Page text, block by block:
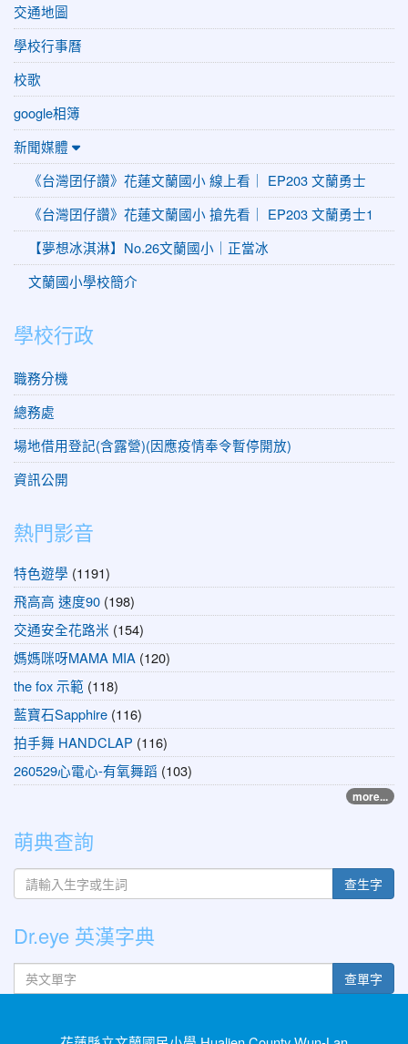
交通地圖
學校行事曆
校歌
google相簿
新聞媒體
《台灣囝仔讚》花蓮文蘭國小 線上看｜ EP203 文蘭勇士
《台灣囝仔讚》花蓮文蘭國小 搶先看｜ EP203 文蘭勇士1
【夢想冰淇淋】No.26文蘭國小｜正當冰
文蘭國小學校簡介
學校行政
職務分機
總務處
場地借用登記(含露營)(因應疫情奉令暫停開放)
資訊公開
熱門影音
特色遊學 (1191)
飛高高 速度90 (198)
交通安全花路米 (154)
媽媽咪呀MAMA MIA (120)
the fox 示範 (118)
藍寶石Sapphire (116)
拍手舞 HANDCLAP (116)
260529心電心-有氧舞蹈 (103)
more...
萌典查詢
查生字
Dr.eye 英漢字典
英文單字 查單字